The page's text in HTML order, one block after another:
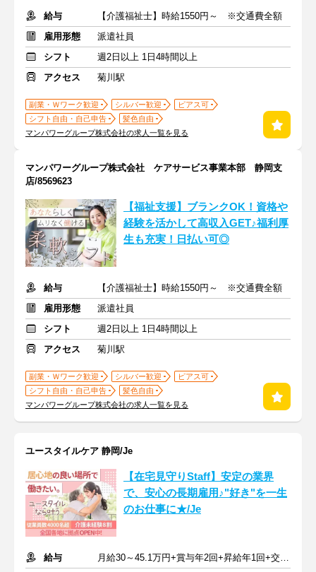
給与
【介護福祉士】時給1550円～ ※交通費全額
雇用形態
派遣社員
シフト
週2日以上 1日4時間以上
アクセス
菊川駅
副業・Ｗワーク歓迎 シルバー歓迎
ピアス可
シフト自由・自己申告
髪色自由
マンパワーグループ株式会社の求人一覧を見る
マンパワーグループ株式会社 ケアサービス事業本部 静岡支
店/8569623
【福祉支援】ブランクOK！資格や
経験を活かして高収入GET♪福利厚
生も充実！日払い可◎
給与
【介護福祉士】時給1550円～ ※交通費全額
雇用形態
派遣社員
シフト
週2日以上 1日4時間以上
アクセス
菊川駅
副業・Ｗワーク歓迎 シルバー歓迎
ピアス可
シフト自由・自己申告
髪色自由
マンパワーグループ株式会社の求人一覧を見る
ユースタイルケア 静岡/Je
【在宅見守りStaff】安定の業界
で、安心の長期雇用♪"好き"を一生
のお仕事に★/Je
給与
月給30～45.1万円+賞与年2回+昇給年1回+交通費全額